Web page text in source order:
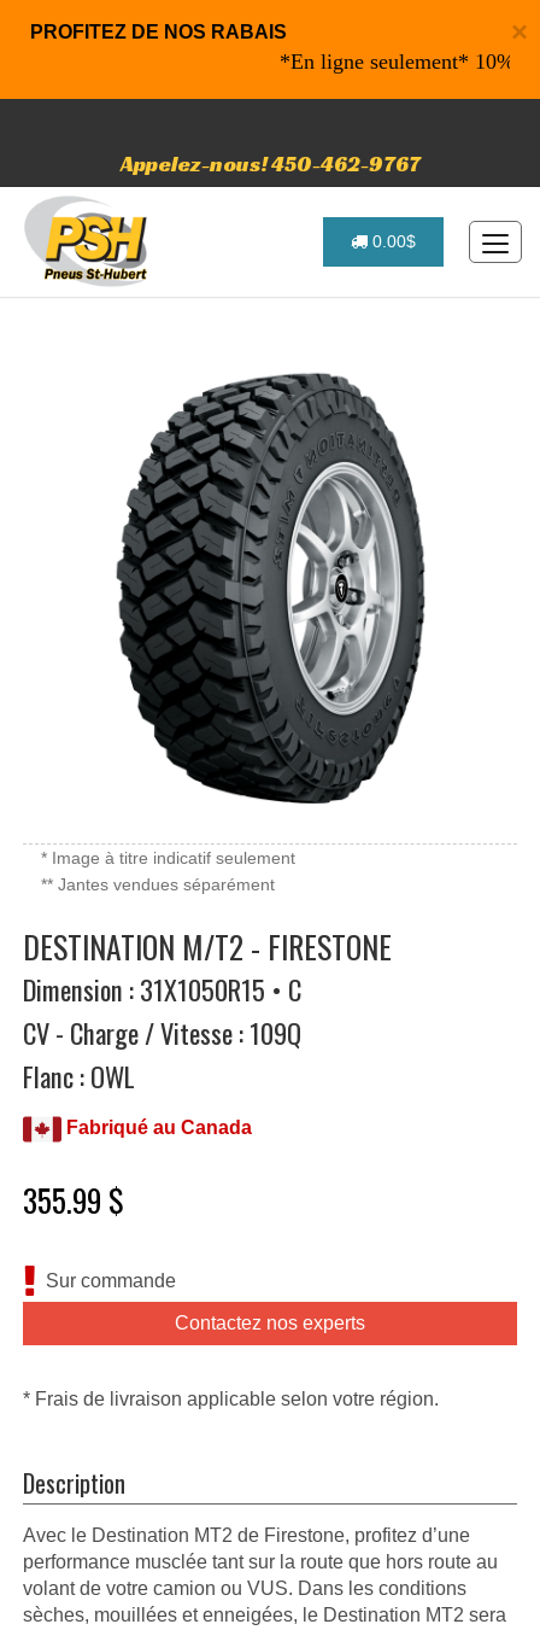
×
PROFITEZ DE NOS RABAIS
*En ligne seulement* 10% de
Appelez-nous! 450-462-9767
0.00$
* Image à titre indicatif seulement
** Jantes vendues séparément
DESTINATION M/T2 - FIRESTONE
Dimension : 31X1050R15 • C
CV - Charge / Vitesse : 109Q
Flanc : OWL
Fabriqué au Canada
355.99 $
Sur commande
Contactez nos experts
* Frais de livraison applicable selon votre région.
Description
Avec le Destination MT2 de Firestone, profitez d’une
performance musclée tant sur la route que hors route au
volant de votre camion ou VUS. Dans les conditions
sèches, mouillées et enneigées, le Destination MT2 sera